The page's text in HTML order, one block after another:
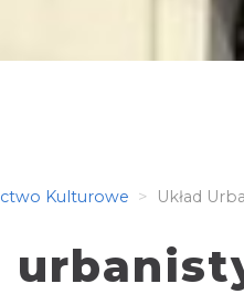
Kulturowe Układ